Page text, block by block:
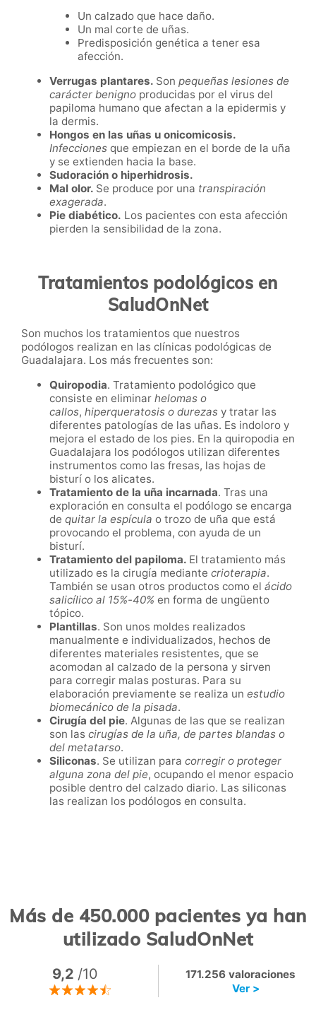
Un calzado que hace daño.
Un mal corte de uñas.
Predisposición genética a tener esa
afección.
Verrugas plantares. Son pequeñas lesiones de
carácter benigno producidas por el virus del
papiloma humano que afectan a la epidermis y
la dermis.
Hongos en las uñas u onicomicosis.
Infecciones que empiezan en el borde de la uña
y se extienden hacia la base.
Sudoración o hiperhidrosis.
Mal olor. Se produce por una transpiración
exagerada.
Pie diabético. Los pacientes con esta afección
pierden la sensibilidad de la zona.
Tratamientos podológicos en
SaludOnNet
Son muchos los tratamientos que nuestros
podólogos realizan en las clínicas podológicas de
Guadalajara. Los más frecuentes son:
Quiropodia. Tratamiento podológico que
consiste en eliminar helomas o
callos, hiperqueratosis o durezas y tratar las
diferentes patologías de las uñas. Es indoloro y
mejora el estado de los pies. En la quiropodia en
Guadalajara los podólogos utilizan diferentes
instrumentos como las fresas, las hojas de
bisturí o los alicates.
Tratamiento de la uña incarnada. Tras una
exploración en consulta el podólogo se encarga
de quitar la espícula o trozo de uña que está
provocando el problema, con ayuda de un
bisturí.
Tratamiento del papiloma. El tratamiento más
utilizado es la cirugía mediante crioterapia.
También se usan otros productos como el ácido
salicílico al 15%-40% en forma de ungüento
tópico.
Plantillas. Son unos moldes realizados
manualmente e individualizados, hechos de
diferentes materiales resistentes, que se
acomodan al calzado de la persona y sirven
para corregir malas posturas. Para su
elaboración previamente se realiza un estudio
biomecánico de la pisada.
Cirugía del pie. Algunas de las que se realizan
son las cirugías de la uña, de partes blandas o
del metatarso.
Siliconas. Se utilizan para corregir o proteger
alguna zona del pie, ocupando el menor espacio
posible dentro del calzado diario. Las siliconas
las realizan los podólogos en consulta.
Más de 450.000 pacientes ya han
utilizado SaludOnNet
9,2 /10
171.256 valoraciones
Ver >